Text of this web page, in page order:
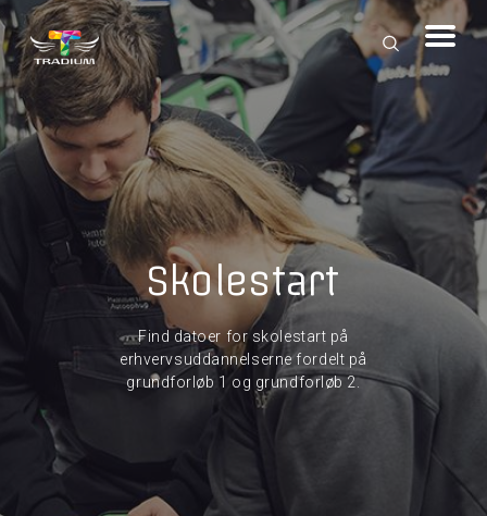
Skolestart
Find datoer for skolestart på
erhvervsuddannelserne fordelt på
grundforløb 1 og grundforløb 2.